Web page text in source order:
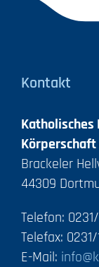
Kontakt
Katholisches
Brackeler
44309
Telefon:
Telefax:
E-Mail: